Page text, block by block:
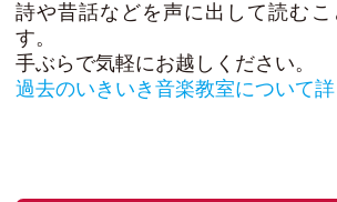
詩や昔話などを声に出して読む
す。
手ぶらで気軽にお越しください。
過去のいきいき音楽教室について